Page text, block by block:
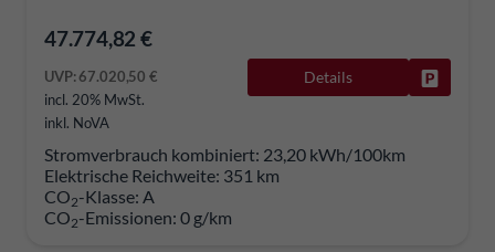
47.774,82 €
UVP:67.020,50 €
incl. 20% MwSt.
inkl. NoVA
Details
Stromverbrauch kombiniert: 23,20 kWh/100km
Elektrische Reichweite: 351 km
CO2-Klasse: A
CO2-Emissionen: 0 g/km